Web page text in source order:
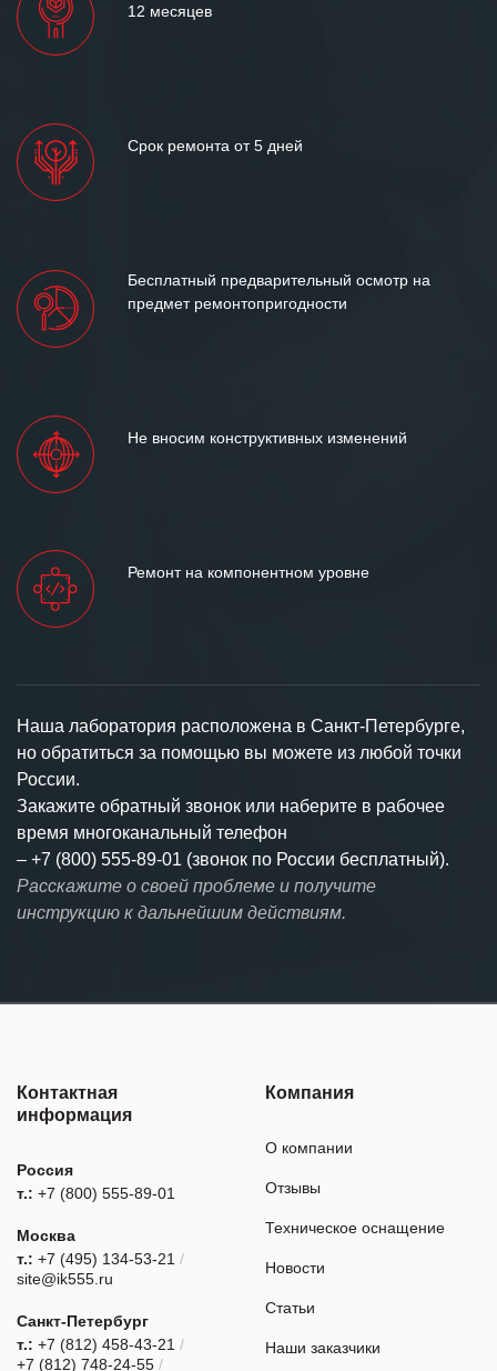
12 месяцев
Срок ремонта от 5 дней
Бесплатный предварительный осмотр на
предмет ремонтопригодности
Не вносим конструктивных изменений
Ремонт на компонентном уровне
Наша лаборатория расположена в Санкт-Петербурге,
но обратиться за помощью вы можете из любой точки
России.
Закажите обратный звонок или наберите в рабочее
время многоканальный телефон
– +7 (800) 555-89-01 (звонок по России бесплатный).
Расскажите о своей проблеме и получите
инструкцию к дальнейшим действиям.
Контактная
информация
Россия
т.: +7 (800) 555-89-01
Москва
т.: +7 (495) 134-53-21 /
site@ik555.ru
Санкт-Петербург
т.: +7 (812) 458-43-21 /
+7 (812) 748-24-55 /
Компания
О компании
Отзывы
Техническое оснащение
Новости
Статьи
Наши заказчики